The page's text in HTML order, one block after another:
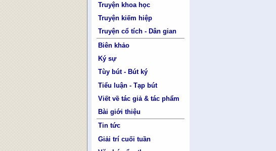
Truyện khoa học
Truyện kiếm hiệp
Truyện cổ tích - Dân gian
Biên khảo
Ký sự
Tùy bút - Bút ký
Tiểu luận - Tạp bút
Viết về tác giả & tác phẩm
Bài giới thiệu
Tin tức
Giải trí cuối tuần